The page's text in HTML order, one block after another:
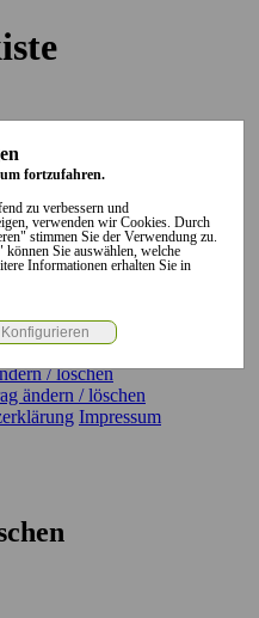
des Landkreises...
/ löschen
ändern / löschen
Impressum
fortzufahren.
zu verbessern und
verwenden wir Cookies. Durch
stimmen Sie der Verwendung zu.
Sie auswählen, welche
Informationen erhalten Sie in